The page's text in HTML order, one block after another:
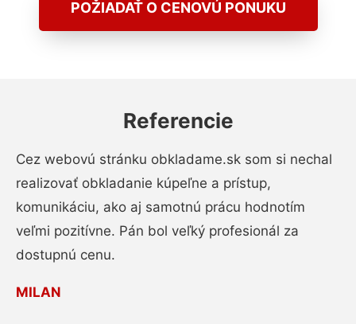
POŽIADAŤ O CENOVÚ PONUKU
Referencie
Cez webovú stránku obkladame.sk som si nechal
realizovať obkladanie kúpeľne a prístup,
komunikáciu, ako aj samotnú prácu hodnotím
veľmi pozitívne. Pán bol veľký profesionál za
dostupnú cenu.
MILAN